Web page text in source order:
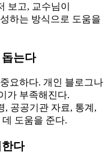
보고, 교수님이
하는 방식으로 도움을
는다
요하다. 개인 블로그나
가 부족해진다.
, 공공기관 자료, 통계,
도움을 준다.
다